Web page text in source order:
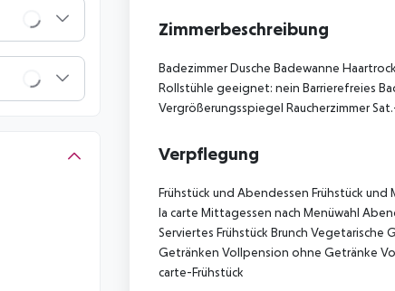
Zimmerbeschreibung
Badezimmer Dusche Badewanne
Rollstühle geeignet: nein Barrierefreies
Vergrößerungsspiegel Raucherzimmer
Verpflegung
Frühstück und Abendessen Frühstück
la carte Mittagessen nach Menüwahl
Serviertes Frühstück Brunch
Getränken Vollpension ohne Getränke
carte-Frühstück